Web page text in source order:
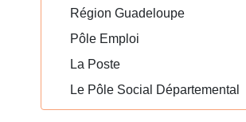
Région Guadeloupe
Pôle Emploi
La Poste
Le Pôle Social Départemental